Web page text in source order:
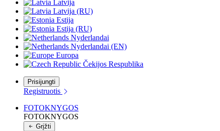
Latvija
Latvija (RU)
Estija
Estija (RU)
Nyderlandai
Nyderlandai (EN)
Europa
Čekijos Respublika
Prisijungti
Registruotis
FOTOKNYGOS
FOTOKNYGOS
Grįžti